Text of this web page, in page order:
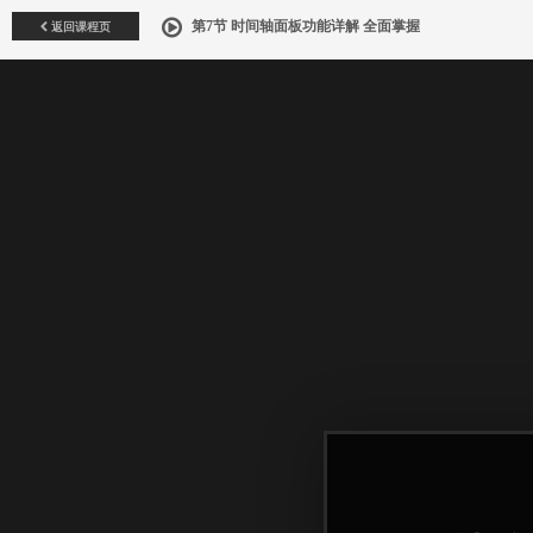
返回课程页 第7节 时间轴面板功能详解 全面掌握